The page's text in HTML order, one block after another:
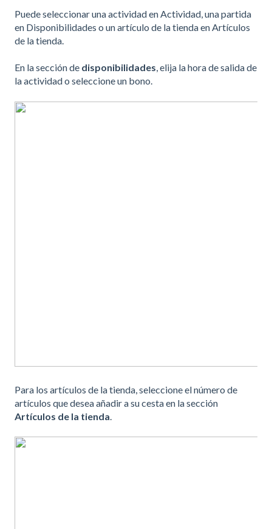
Puede seleccionar una actividad en Actividad, una partida
en Disponibilidades o un artículo de la tienda en Artículos
de la tienda.
En la sección de disponibilidades, elija la hora de salida de
la actividad o seleccione un bono.
Para los artículos de la tienda, seleccione el número de
artículos que desea añadir a su cesta en la sección
Artículos de la tienda.